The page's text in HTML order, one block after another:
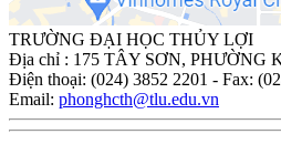
TRƯỜNG ĐẠI HỌC THỦY LỢI
Địa chỉ : 175 TÂY SƠN, PHƯỜNG
Điện thoại: (024) 3852 2201 - Fax:
Email: phonghcth@tlu.edu.vn